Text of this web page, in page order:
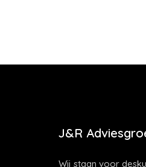
J&R
Wij staan voor